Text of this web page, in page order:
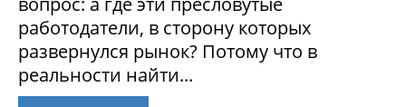
работодатели, в сторону которых
развернулся рынок? Потому что в
реальности найти...